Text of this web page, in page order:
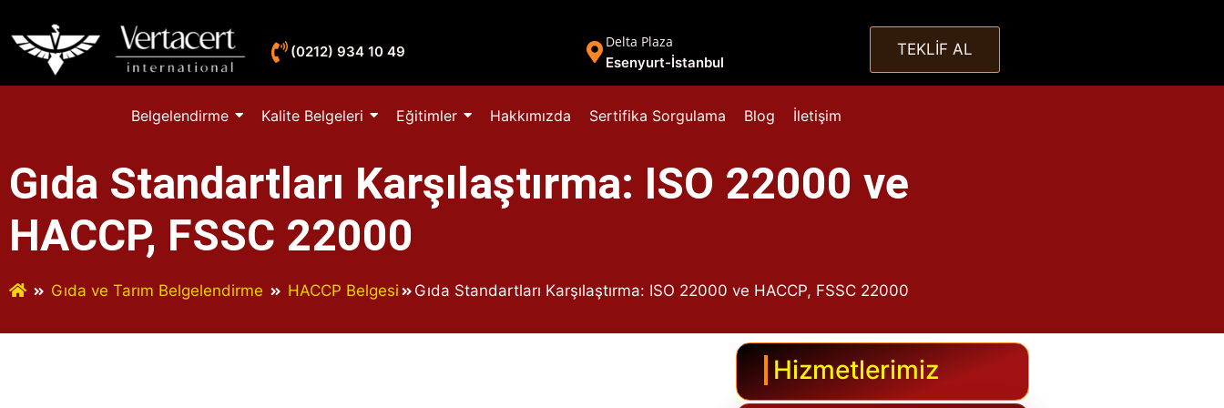
(0212) 934 10 49
Delta Plaza
Esenyurt-İstanbul
TEKLİF AL
Belgelendirme Kalite Belgeleri Eğitimler Hakkımızda Sertifika Sorgulama Blog İletişim
Gıda Standartları Karşılaştırma: ISO 22000 ve
HACCP, FSSC 22000
Gıda ve Tarım Belgelendirme HACCP Belgesi Gıda Standartları Karşılaştırma: ISO 22000 ve HACCP, FSSC 22000
Hizmetlerimiz